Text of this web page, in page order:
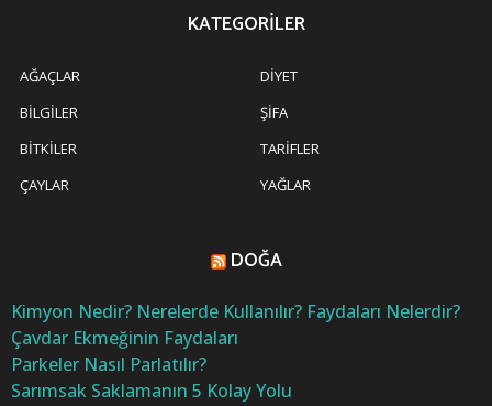
KATEGORILER
AĞAÇLAR
BILGILER
BITKILER
ÇAYLAR
DIYET
ŞIFA
TARIFLER
YAĞLAR
DOĞA
Kimyon Nedir? Nerelerde Kullanılır? Faydaları Nelerdir?
Çavdar Ekmeğinin Faydaları
Parkeler Nasıl Parlatılır?
Sarımsak Saklamanın 5 Kolay Yolu